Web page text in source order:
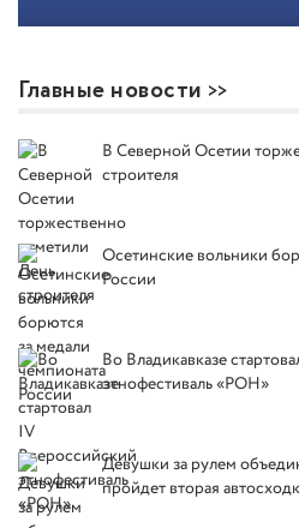
Главные новости
В Северной Осетии
строителя
Осетинские вольники
России
Во Владикавказе
этнофестиваль «РОН»
Девушки за рулем
пройдет вторая